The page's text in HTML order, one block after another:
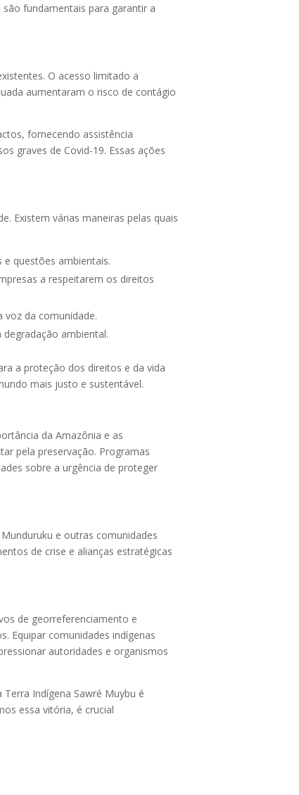
fundamentais para garantir a
O acesso limitado a
aumentaram o risco de contágio
fornecendo assistência
graves de Covid-19. Essas ações
Existem várias maneiras pelas quais
questões ambientais.
a respeitarem os direitos
voz da comunidade.
ambiental.
a proteção dos direitos e da vida
mais justo e sustentável.
da Amazônia e as
pela preservação. Programas
sobre a urgência de proteger
e outras comunidades
de crise e alianças estratégicas
de georreferenciamento e
Equipar comunidades indígenas
autoridades e organismos
Indígena Sawré Muybu é
essa vitória, é crucial